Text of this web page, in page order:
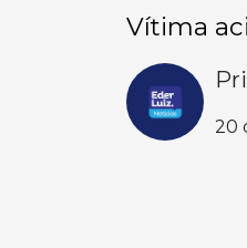
Vítima
20